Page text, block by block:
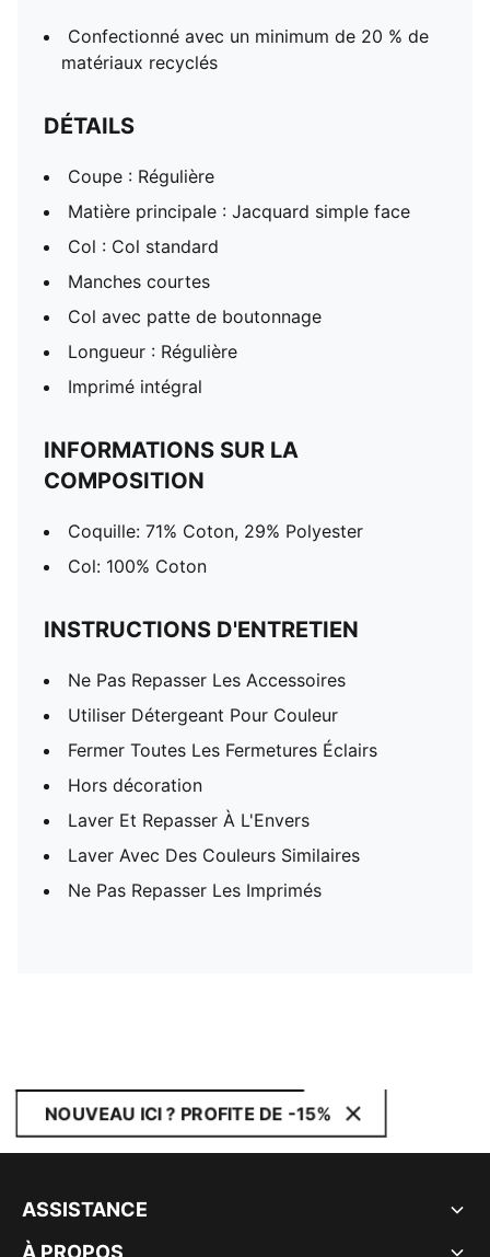
Confectionné avec un minimum de 20 % de
matériaux recyclés
DÉTAILS
Coupe : Régulière
Matière principale : Jacquard simple face
Col : Col standard
Manches courtes
Col avec patte de boutonnage
Longueur : Régulière
Imprimé intégral
INFORMATIONS SUR LA
COMPOSITION
Coquille: 71% Coton, 29% Polyester
Col: 100% Coton
INSTRUCTIONS D'ENTRETIEN
Ne Pas Repasser Les Accessoires
Utiliser Détergeant Pour Couleur
Fermer Toutes Les Fermetures Éclairs
Hors décoration
Laver Et Repasser À L'Envers
Laver Avec Des Couleurs Similaires
Ne Pas Repasser Les Imprimés
NOUVEAU ICI ? PROFITE DE -15%
ASSISTANCE
À PROPOS